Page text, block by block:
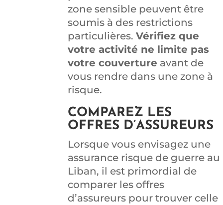
zone sensible peuvent être
soumis à des restrictions
particulières. Vérifiez que
votre activité ne limite pas
votre couverture avant de
vous rendre dans une zone à
risque.
COMPAREZ LES
OFFRES D’ASSUREURS
Lorsque vous envisagez une
assurance risque de guerre au
Liban, il est primordial de
comparer les offres
d’assureurs pour trouver celle